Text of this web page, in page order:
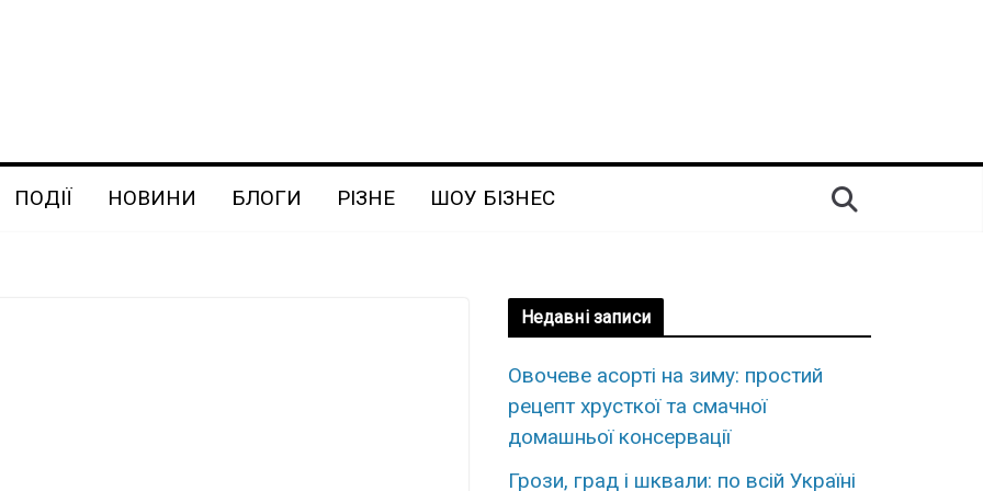
ПОДІЇ НОВИНИ БЛОГИ РІЗНЕ ШОУ БІЗНЕС
Недавні записи
Овочеве асорті на зиму: простий
рецепт хрусткої та смачної
домашньої консервації
Грози, град і шквали: по всій Україні